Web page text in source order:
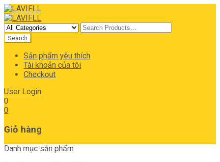
Sản phẩm yêu thích
Tài khoản của tôi
Checkout
User Login
0
0
Giỏ hàng
Danh mục sản phẩm